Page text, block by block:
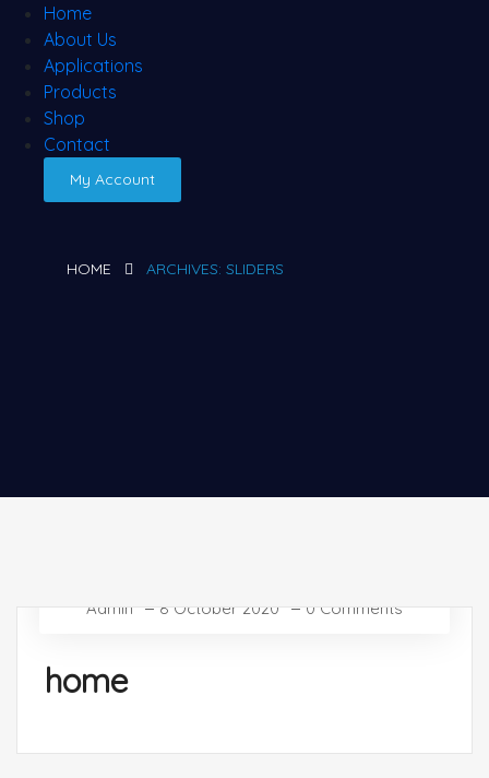
Home
About Us
Applications
Products
Shop
Contact
My Account
HOME ARCHIVES: SLIDERS
Admin 8 October 2020 0 Comments
home